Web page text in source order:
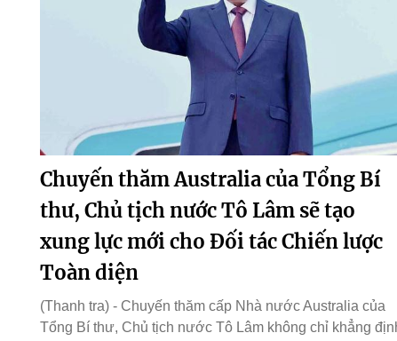
Chuyến thăm Australia của Tổng Bí
thư, Chủ tịch nước Tô Lâm sẽ tạo
xung lực mới cho Đối tác Chiến lược
Toàn diện
(Thanh tra) - Chuyến thăm cấp Nhà nước Australia của
Tổng Bí thư, Chủ tịch nước Tô Lâm không chỉ khẳng